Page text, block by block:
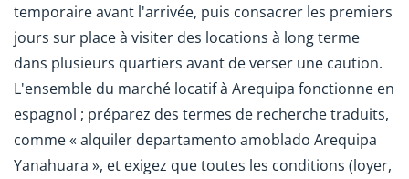
temporaire avant l'arrivée, puis consacrer les premiers
jours sur place à visiter des locations à long terme
dans plusieurs quartiers avant de verser une caution.
L'ensemble du marché locatif à Arequipa fonctionne en
espagnol ; préparez des termes de recherche traduits,
comme « alquiler departamento amoblado Arequipa
Yanahuara », et exigez que toutes les conditions (loyer,